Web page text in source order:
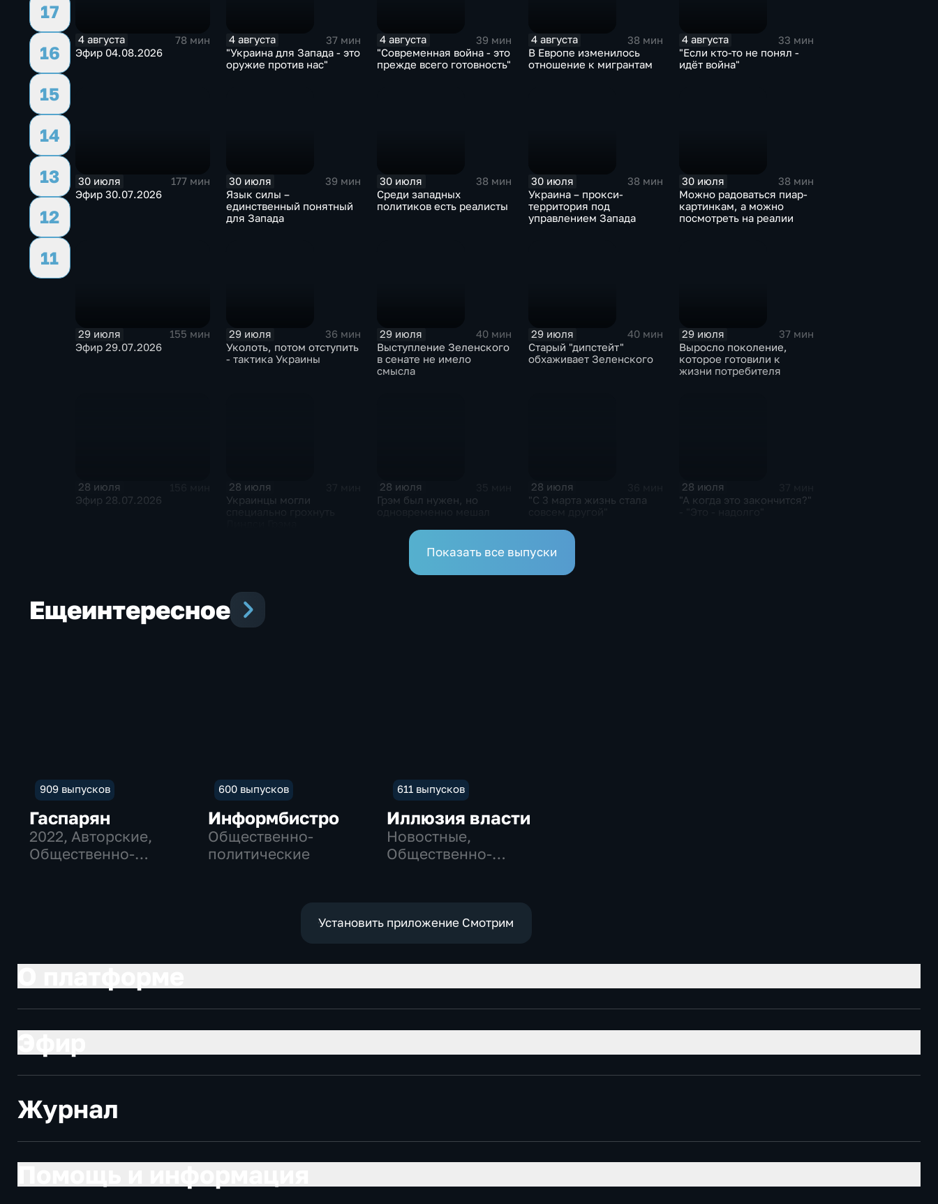
17
16
15
14
13
12
11
4 августа
78 мин
Эфир 04.08.2026
4 августа
37 мин
"Украина для Запада - это
оружие против нас"
4 августа
39 мин
"Современная война - это
прежде всего готовность"
4 августа
38 мин
В Европе изменилось
отношение к мигрантам
4 августа
33 мин
"Если кто-то не понял -
идёт война"
30 июля
177 мин
Эфир 30.07.2026
30 июля
39 мин
Язык силы –
единственный понятный
для Запада
30 июля
38 мин
Среди западных
политиков есть реалисты
30 июля
38 мин
Украина – прокси-
территория под
управлением Запада
30 июля
38 мин
Можно радоваться пиар-
картинкам, а можно
посмотреть на реалии
29 июля
155 мин
Эфир 29.07.2026
29 июля
36 мин
Уколоть, потом отступить
- тактика Украины
29 июля
40 мин
Выступление Зеленского
в сенате не имело
смысла
29 июля
40 мин
Старый "дипстейт"
обхаживает Зеленского
29 июля
37 мин
Выросло поколение,
которое готовили к
жизни потребителя
28 июля
Эфир 28.07.2026
28 июля
Украинцы могли
28 июля
Грэм был нужен, но
28 июля
"С 3 марта жизнь стала
28 июля
"А когда это закончится?"
Показать все выпуски
Ещеинтересное
909 выпусков
Гаспарян
2022, Авторские,
Общественно-
600 выпусков
Информбистро
Общественно-
политические
611 выпусков
Иллюзия власти
Новостные,
Общественно-
Установить приложение Смотрим
Журнал